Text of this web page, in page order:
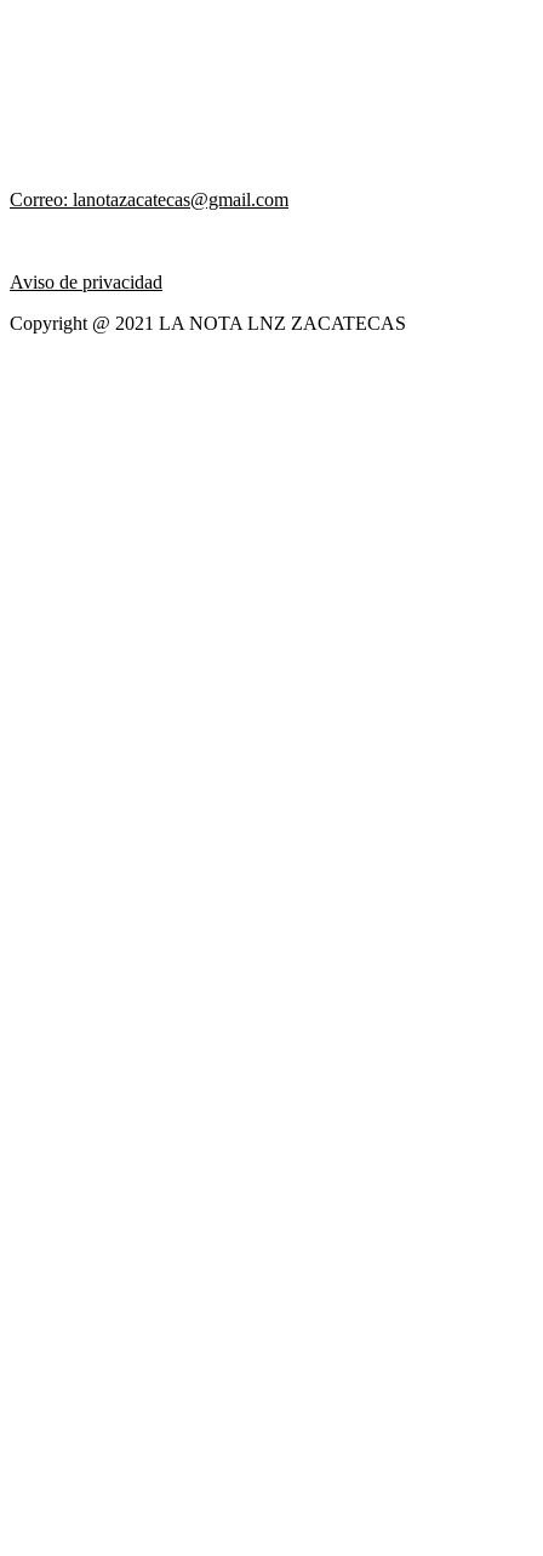
Correo: lanotazacatecas@gmail.com
Aviso de privacidad
Copyright @ 2021 LA NOTA LNZ ZACATECAS